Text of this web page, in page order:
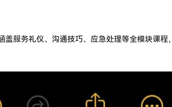
服务礼仪、沟通技巧、应急处理等全模块课程，